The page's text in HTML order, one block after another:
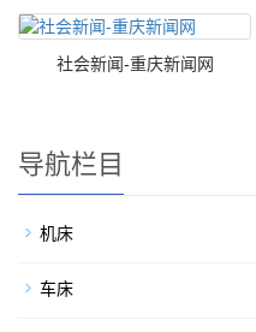
社会新闻-重庆新闻网
导航栏目
机床
车床